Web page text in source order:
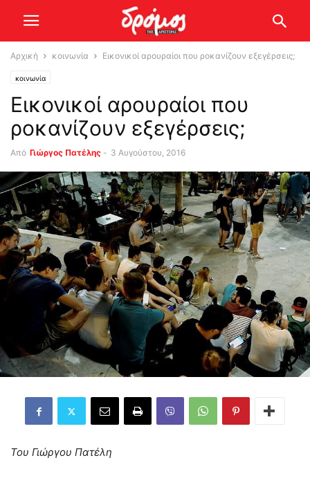
Αρχική κοινωνία Εικονικοί αρουραίοι που ροκανίζουν εξεγέρσεις;
κοινωνία
Εικονικοί αρουραίοι που
ροκανίζουν εξεγέρσεις;
Από Γιώργος Πατέλης - 3 Αυγούστου, 2016
Του Γιώργου Πατέλη